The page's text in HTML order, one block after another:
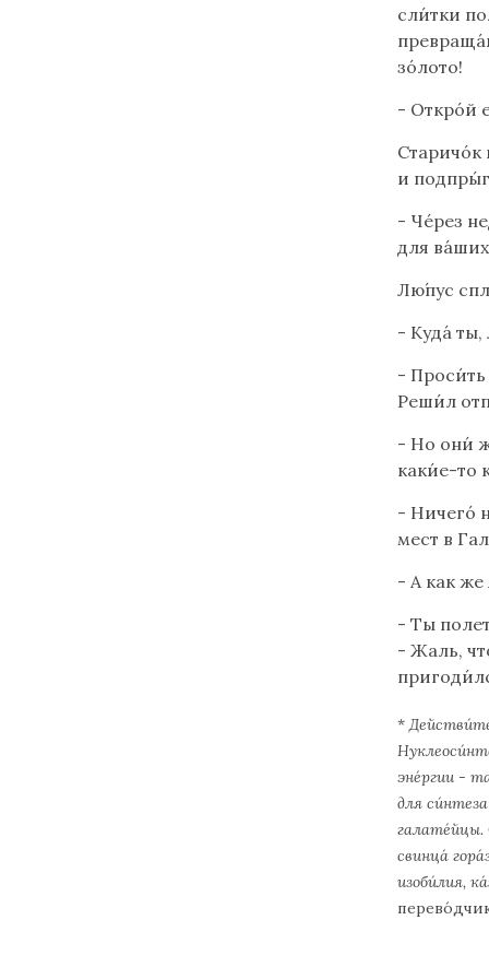
сли́тки
зо́лото!
- Откро́й
Старичо́к
и
- Че́рез
для
Лю́пус
- Куда́ ты,
- Проси́ть
Реши́л
- Но они́
каки́е-то
- Ничего́
мест в
- А как
- Ты
- Жаль,
*
эне́ргии -
для
галате́йцы.
свинца́
изоби́лия,